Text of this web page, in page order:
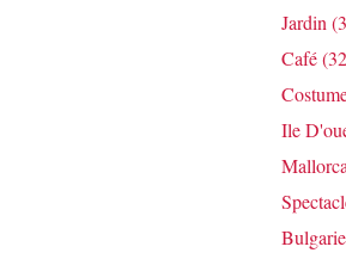
Jardin
Café
Ile
Bulgarie